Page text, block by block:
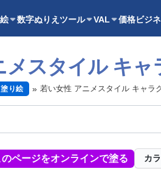
数字ぬりえ ツール VAL 価格ビジ
メスタイル キャ
り絵 若い女性 アニメスタイル キャラ
のページをオンラインで塗る カ